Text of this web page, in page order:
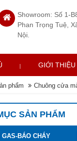
Showroom: Số 1-
Phan Trọng Tuệ,
Nội.
GIỚI THIỆU
phẩm Chuông cửa
SẢN PHẨM
GAS-BÁO CHÁY